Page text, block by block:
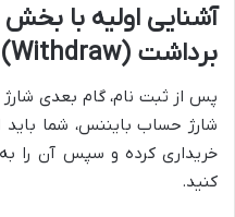
برداشت (Withdraw)
پس از ثبت نام، گام بعدی
شارژ حساب بایننس، شما باید
خریداری کرده و سپس آن را
کنید.